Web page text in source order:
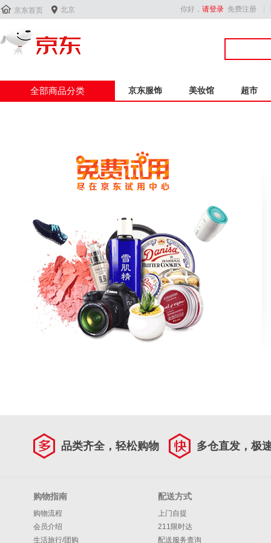
 京东首页  北京 你好， 请登录 免费注册
全部商品分类 京东服饰 美妆馆 超市
品类齐全，轻松购物 多仓直发，极
购物指南
购物流程
会员介绍
生活旅行/团购
配送方式
上门自提
211限时达
配送服务查询